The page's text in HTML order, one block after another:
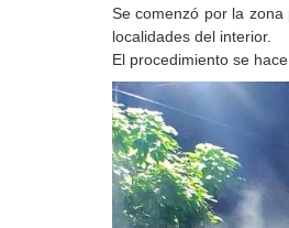
Se comenzó por la
localidades del interior.
El procedimiento se